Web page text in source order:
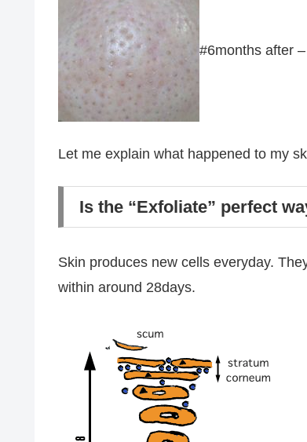
#6months after
Let me explain what happened to my
Is the “Exfoliate” perfect
Skin produces new cells everyday.
within around 28days.